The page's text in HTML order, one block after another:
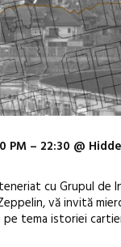
PM – 22:30 @
cu Grupul de
vă invită
tema istoriei